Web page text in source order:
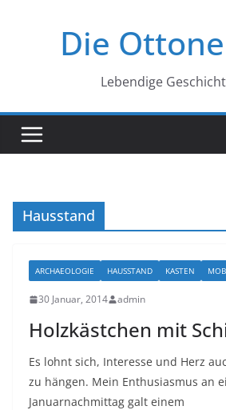
Die
Lebendige
Hausstand
ARCHAEOLOGIE HAUSSTAND KASTEN
30 Januar, 2014 admin
Holzkästchen mit
Es lohnt sich, Interesse und Herz
zu hängen. Mein Enthusiasmus an
Januarnachmittag galt einem